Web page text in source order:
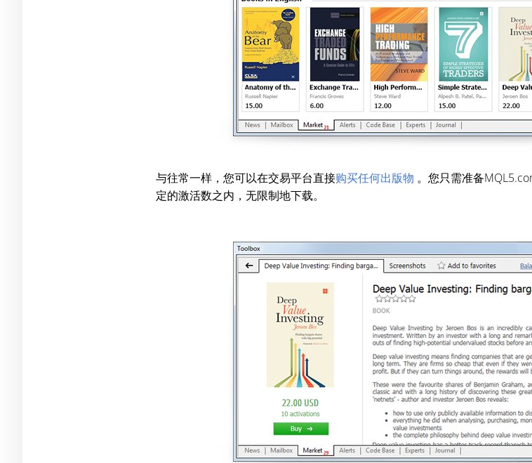
与往常一样，您可以在交易平台直接购买任何出版物 。您只需准备
定的激活数之内，无限制地下载。